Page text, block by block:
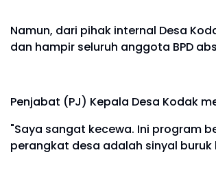
Namun, dari pihak internal Desa
dan hampir seluruh anggota BPD
Penjabat (PJ) Kepala Desa Kodak
"Saya sangat kecewa. Ini program
perangkat desa adalah sinyal